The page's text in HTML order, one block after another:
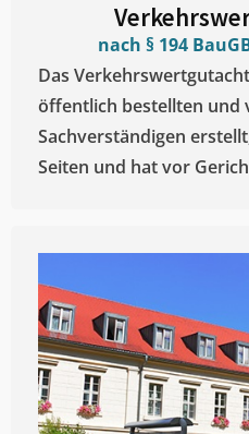
nach § 194
Das
öffentlich bestellten und
Sachverständigen
Seiten und hat vor